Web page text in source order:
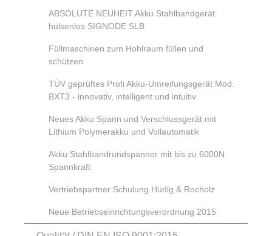
ABSOLUTE NEUHEIT Akku Stahlbandgerät
hülsenlos SIGNODE SLB
Füllmaschinen zum Hohlraum füllen und
schützen
TÜV geprüftes Profi Akku-Umreifungsgerät Mod.
BXT3 - innovativ, intelligent und intuitiv
Neues Akku Spann und Verschlussgerät mit
Lithium Polymerakku und Vollautomatik
Akku Stahlbandrundspanner mit bis zu 6000N
Spannkraft
Vertriebspartner Schulung Hüdig & Rocholz
Neue Betriebseinrichtungsverordnung 2015